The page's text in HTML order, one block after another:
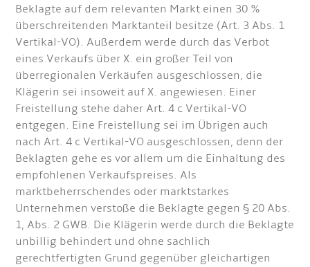
Beklagte auf dem relevanten Markt einen 30 %
überschreitenden Marktanteil besitze (Art. 3 Abs. 1
Vertikal-VO). Außerdem werde durch das Verbot
eines Verkaufs über X. ein großer Teil von
überregionalen Verkäufen ausgeschlossen, die
Klägerin sei insoweit auf X. angewiesen. Einer
Freistellung stehe daher Art. 4 c Vertikal-VO
entgegen. Eine Freistellung sei im Übrigen auch
nach Art. 4 c Vertikal-VO ausgeschlossen, denn der
Beklagten gehe es vor allem um die Einhaltung des
empfohlenen Verkaufspreises. Als
marktbeherrschendes oder marktstarkes
Unternehmen verstoße die Beklagte gegen § 20 Abs.
1, Abs. 2 GWB. Die Klägerin werde durch die Beklagte
unbillig behindert und ohne sachlich
gerechtfertigten Grund gegenüber gleichartigen